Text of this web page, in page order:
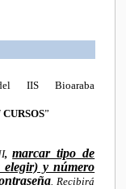
IIS Bioaraba
”
,marcar tipo de
elegir) y número
. Recibirá